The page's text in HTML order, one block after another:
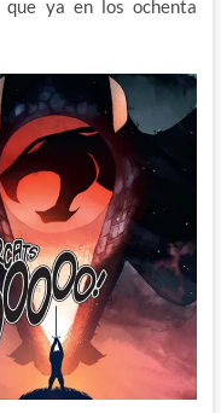
ya en los ochenta